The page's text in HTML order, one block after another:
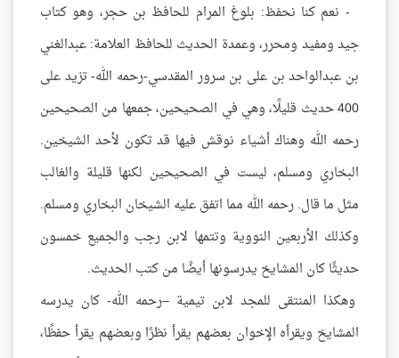
- نعم كنا نحفظ: بلوغ المرام للحافظ بن حجر، وهو كتاب
جيد ومفيد ومحرر، وعمدة الحديث للحافظ العلامة: عبدالغني
بن عبدالواحد بن على بن سرور المقدسي-رحمه الله- تزيد على
400 حديث قليلًا، وهي في الصحيحين، جمعها من الصحيحين
رحمه الله وهناك أشياء نوقش فيها قد تكون لأحد الشيخين.
البخاري ومسلم، ليست في الصحيحين لكنها قليلة والغالب
مثل ما قال. رحمه الله مما اتفق عليه الشيخان البخاري ومسلم.
وكذلك الأربعين النووية وتتمها لابن رجب والجميع خمسون
حديثًا كان المشايخ يدرسونها أيضًا من كتب الحديث.
وهكذا المنتقى للمجد لابن تيمية –رحمه الله- كان يدرسه
المشايخ ويقرأه الإخوان بعضهم يقرأ نظرًا وبعضهم يقرأ حفظًا،